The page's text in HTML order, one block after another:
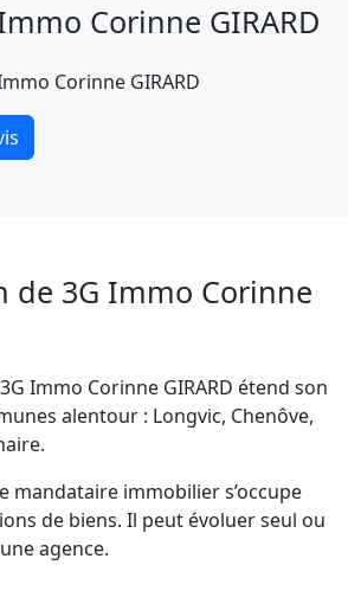
Corinne GIRARD
Corinne GIRARD
de 3G Immo Corinne
Immo Corinne GIRARD étend son
alentour : Longvic, Chenôve,
mandataire immobilier s’occupe
de biens. Il peut évoluer seul ou
agence.